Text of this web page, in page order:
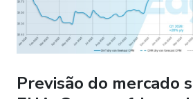
Previsão do mercado